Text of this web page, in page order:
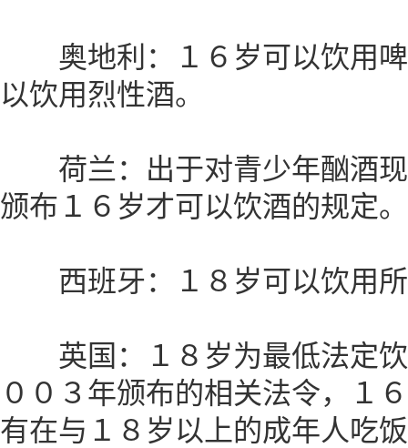
奥地利：１６岁可以饮用啤
以饮用烈性酒。
荷兰：出于对青少年酗酒现
颁布１６岁才可以饮酒的规定。
西班牙：１８岁可以饮用所
英国：１８岁为最低法定饮
００３年颁布的相关法令，１
有在与１８岁以上的成年人吃